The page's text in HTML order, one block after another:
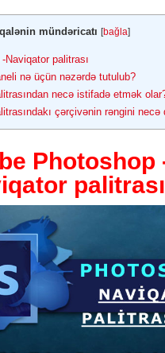
mündəricatı [bağla]
Naviqator palitrası
nə üçün nəzərdə tutulub?
necə istifadə etmək
çərçivənin rəngini necə
Photoshop
palitrası